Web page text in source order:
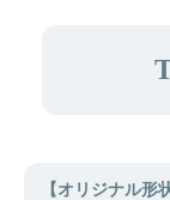
【オリジナル形